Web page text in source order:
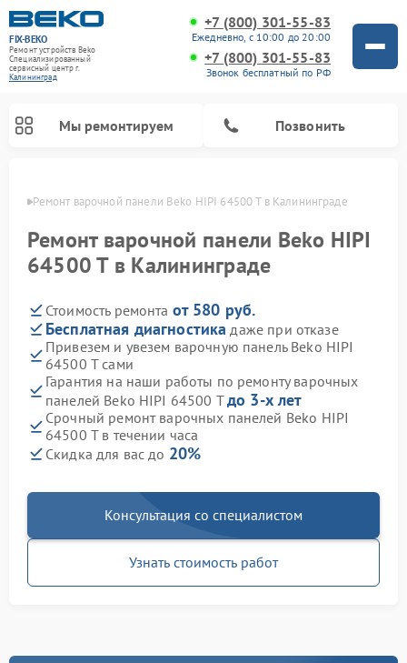
FIX-BEKO
Ремонт устройств Beko
Специализированный
cервисный центр г.
Калининград
+7 (800) 301-55-83
Ежедневно, с 10:00 до 20:00
+7 (800) 301-55-83
Звонок бесплатный по РФ
Мы ремонтируем Позвонить
Ремонт варочной панели Beko HIPI 64500 T в Калининграде
Ремонт варочной панели Beko HIPI
64500 T в Калининграде
Стоимость ремонта от 580 руб.
Бесплатная диагностика даже при отказе
Привезем и увезем варочную панель Beko HIPI
64500 T сами
Гарантия на наши работы по ремонту варочных
панелей Beko HIPI 64500 Tдо 3-х лет
Срочный ремонт варочных панелей Beko HIPI
64500 T в течении часа
Скидка для вас до 20%
Консультация со специалистом
Узнать стоимость работ